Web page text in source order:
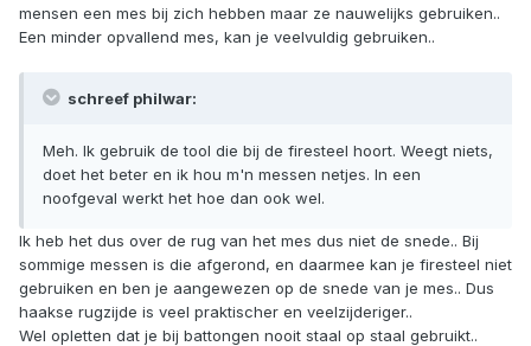
mensen een mes bij zich hebben maar ze nauwelijks gebruiken..
Een minder opvallend mes, kan je veelvuldig gebruiken..
schreef philwar:
Meh. Ik gebruik de tool die bij de firesteel hoort. Weegt niets,
doet het beter en ik hou m'n messen netjes. In een
noofgeval werkt het hoe dan ook wel.
Ik heb het dus over de rug van het mes dus niet de snede.. Bij
sommige messen is die afgerond, en daarmee kan je firesteel niet
gebruiken en ben je aangewezen op de snede van je mes.. Dus
haakse rugzijde is veel praktischer en veelzijderiger..
Wel opletten dat je bij battongen nooit staal op staal gebruikt..